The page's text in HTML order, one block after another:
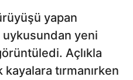
yapan
uykusundan yeni
Açlıkla
tırmanırken